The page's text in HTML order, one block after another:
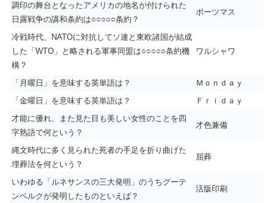
調印の舞台となったアメリカの地名が付けられた
日露戦争の講和条約は○○○○○条約？
ポーツマス
冷戦時代、NATOに対抗してソ連と東欧諸国が結成
した「WTO」と略される軍事同盟は○○○○○条約機
構？
ワルシャワ
「月曜日」を意味する英単語は？
Ｍｏｎｄａｙ
「金曜日」を意味する英単語は？
Ｆｒｉｄａｙ
才能に優れ、また見た目も美しい女性のことを四
字熟語で何という？
才色兼備
縄文時代に多く見られた死者の手足を折り曲げた
埋葬法を何という？
屈葬
いわゆる「ルネサンスの三大発明」のうちグーテ
ンベルクが発明したものといえば？
活版印刷